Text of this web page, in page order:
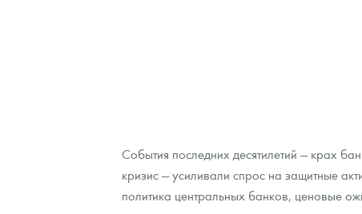
События последних десятилетий — крах
кризис — усиливали спрос на защитные
политика центральных банков, ценовые